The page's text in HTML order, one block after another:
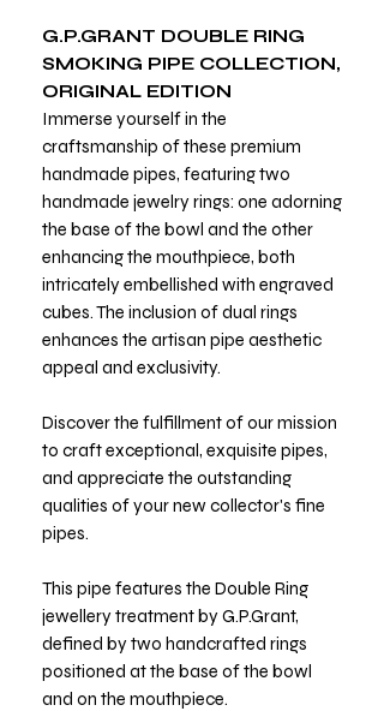
G.P.GRANT DOUBLE RING
SMOKING PIPE COLLECTION,
ORIGINAL EDITION
Immerse yourself in the
craftsmanship of these premium
handmade pipes, featuring two
handmade jewelry rings: one adorning
the base of the bowl and the other
enhancing the mouthpiece, both
intricately embellished with engraved
cubes. The inclusion of dual rings
enhances the artisan pipe aesthetic
appeal and exclusivity.
Discover the fulfillment of our mission
to craft exceptional, exquisite pipes,
and appreciate the outstanding
qualities of your new collector's fine
pipes.
This pipe features the Double Ring
jewellery treatment by G.P.Grant,
defined by two handcrafted rings
positioned at the base of the bowl
and on the mouthpiece.